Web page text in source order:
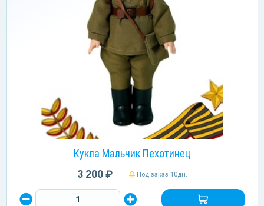
Кукла Мальчик Пехотинец
3 200 ₽ Под заказ 10дн.